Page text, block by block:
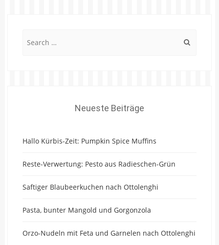
Neueste Beiträge
Hallo Kürbis-Zeit: Pumpkin Spice Muffins
Reste-Verwertung: Pesto aus Radieschen-Grün
Saftiger Blaubeerkuchen nach Ottolenghi
Pasta, bunter Mangold und Gorgonzola
Orzo-Nudeln mit Feta und Garnelen nach Ottolenghi